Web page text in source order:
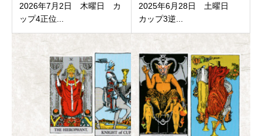
2026年7月2日 木曜日 カ
ップ4正位...
2025年6月28日 土曜日
カップ3逆...